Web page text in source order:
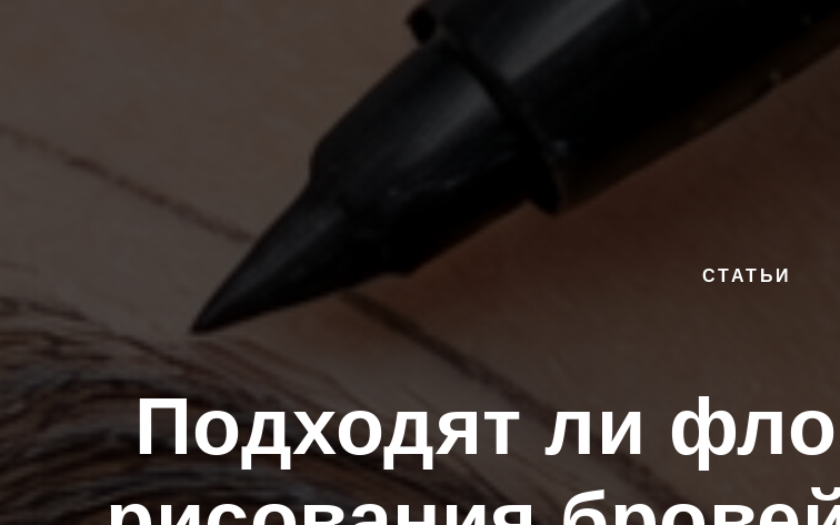
СТАТЬИ
Подходят ли